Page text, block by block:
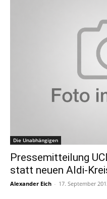
Die Unabhängigen
Pressemitteilung
statt neuen Aldi-
Alexander Eich - 17. September